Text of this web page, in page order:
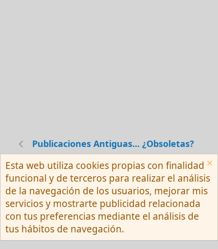
Publicaciones Antiguas... ¿Obsoletas?
Español (Neutro) Tu
Contactarnos
Términos y reglas
Privacy policy
Ayuda
R
S
S
Community platform by XenForo ® © 2010-
2026 XenForo Ltd.
Esta web utiliza cookies propias con finalidad
funcional y de terceros para realizar el análisis
de la navegación de los usuarios, mejorar mis
servicios y mostrarte publicidad relacionada
con tus preferencias mediante el análisis de
tus hábitos de navegación.